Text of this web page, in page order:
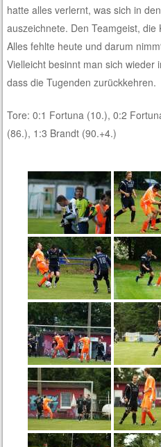
hatte alles verlernt, was sich in
auszeichnete. Den Teamgeist,
Alles fehlte heute und darum
Vielleicht besinnt man sich wieder
dass die Tugenden zurückkehren.
Tore: 0:1 Fortuna (10.), 0:2
(86.), 1:3 Brandt (90.+4.)